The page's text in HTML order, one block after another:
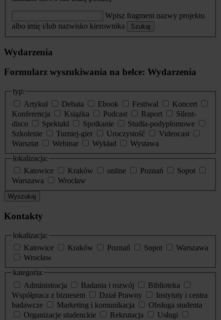
Wpisz fragment nazwy projektu
albo imię i/lub nazwisko kierownika
Szukaj
Wydarzenia
Formularz wyszukiwania na belce: Wydarzenia
typ:
Artykuł
Debata Ebook Festiwal
Koncert
Konferencja
Książka Podcast Raport
Silent-
disco
Spektakl Spotkanie
Studia-podyplomowe
Szkolenie
Turniej-gier Uroczystość
Videocast
Warsztat
Webinar Wykład
Wystawa
lokalizacja:
Katowice
Kraków online Poznań
Sopot
Warszawa
Wrocław
Wyszukaj
Kontakty
lokalizacja:
Katowice
Kraków Poznań Sopot
Warszawa
Wrocław
kategoria:
Administracja
Badania i rozwój
Biblioteka
Współpraca z biznesem
Dział Prawny
Instytuty i centra
badawcze
Marketing i komunikacja
Obsługa studenta
Organizacje studenckie
Rekrutacja
Usługi